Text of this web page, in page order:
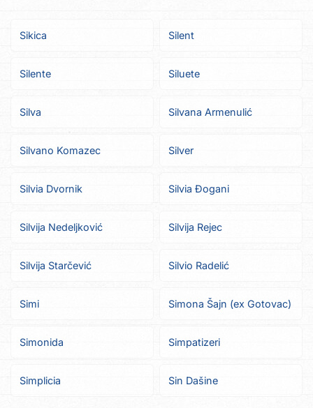
Sikica Silent
Silente Siluete
Silva Silvana Armenulić
Silvano Komazec Silver
Silvia Dvornik Silvia Đogani
Silvija Nedeljković Silvija Rejec
Silvija Starčević Silvio Radelić
Simi Simona Šajn (ex Gotovac)
Simonida Simpatizeri
Simplicia Sin Dašine